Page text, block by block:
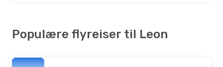
Populære flyreiser til Leon